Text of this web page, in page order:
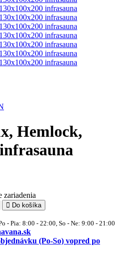
Hemlock,
zariadenia
Do košíka
- Pia: 8:00 - 22:00, So - Ne: 9:00 - 21:00
(Po-So) vopred po